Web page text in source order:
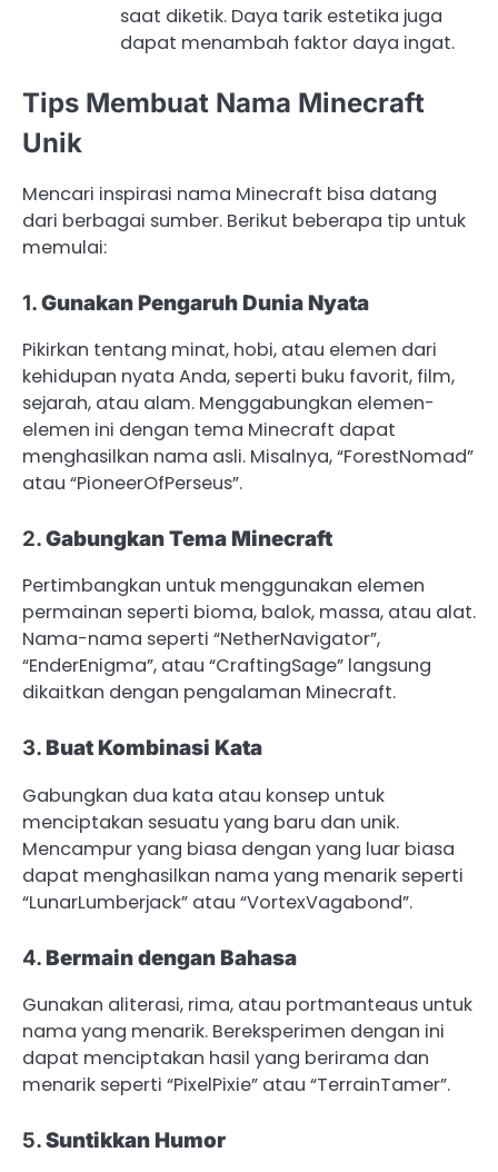
saat diketik. Daya tarik estetika juga
dapat menambah faktor daya ingat.
Tips Membuat Nama Minecraft
Unik
Mencari inspirasi nama Minecraft bisa datang
dari berbagai sumber. Berikut beberapa tip untuk
memulai:
1.Gunakan Pengaruh Dunia Nyata
Pikirkan tentang minat, hobi, atau elemen dari
kehidupan nyata Anda, seperti buku favorit, film,
sejarah, atau alam. Menggabungkan elemen-
elemen ini dengan tema Minecraft dapat
menghasilkan nama asli. Misalnya, “ForestNomad”
atau “PioneerOfPerseus”.
2.Gabungkan Tema Minecraft
Pertimbangkan untuk menggunakan elemen
permainan seperti bioma, balok, massa, atau alat.
Nama-nama seperti “NetherNavigator”,
“EnderEnigma”, atau “CraftingSage” langsung
dikaitkan dengan pengalaman Minecraft.
3.Buat Kombinasi Kata
Gabungkan dua kata atau konsep untuk
menciptakan sesuatu yang baru dan unik.
Mencampur yang biasa dengan yang luar biasa
dapat menghasilkan nama yang menarik seperti
“LunarLumberjack” atau “VortexVagabond”.
4.Bermain dengan Bahasa
Gunakan aliterasi, rima, atau portmanteaus untuk
nama yang menarik. Bereksperimen dengan ini
dapat menciptakan hasil yang berirama dan
menarik seperti “PixelPixie” atau “TerrainTamer”.
5.Suntikkan Humor